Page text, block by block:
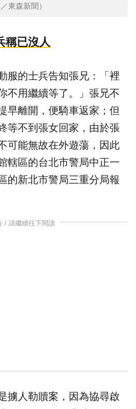
東森新聞）
已沒人
服的士兵告知張兄：「裡
不用繼續等了。」張兄不
早離開，便騎車返家；但
等不到張女回家，由於張
可能無故在外遊蕩，因此
轄區的台北市警局中正一
的新北市警局三重分局報
/ 請繼續往下閱讀
擄人勒贖案，因為協尋啟